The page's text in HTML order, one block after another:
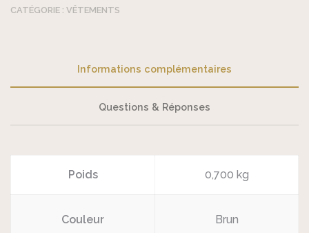
CATÉGORIE : VÊTEMENTS
Informations complémentaires
Questions & Réponses
Poids 0,700 kg
Couleur Brun